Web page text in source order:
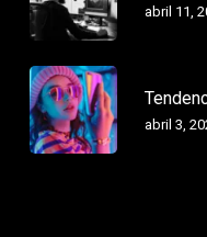
abril 11,
abril 3,